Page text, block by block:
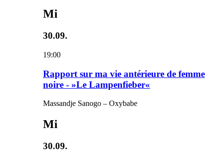
Mi
30.09.
19:00
Rapport sur ma vie antérieure de femme
noire - »Le Lampenfieber«
Massandje Sanogo – Oxybabe
Mi
30.09.